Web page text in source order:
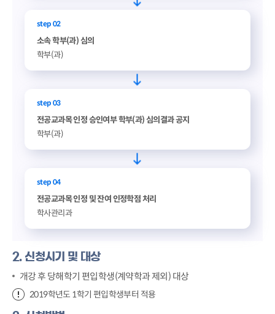
step 02
소속 학부(과) 심의
학부(과)
step 03
전공교과목 인정 승인여부 학부(과) 심의결과 공지
학부(과)
step 04
전공교과목 인정 및 잔여 인정학점 처리
학사관리과
2. 신청시기 및 대상
개강 후 당해학기 편입학생(계약학과 제외) 대상
2019학년도 1학기 편입학생부터 적용